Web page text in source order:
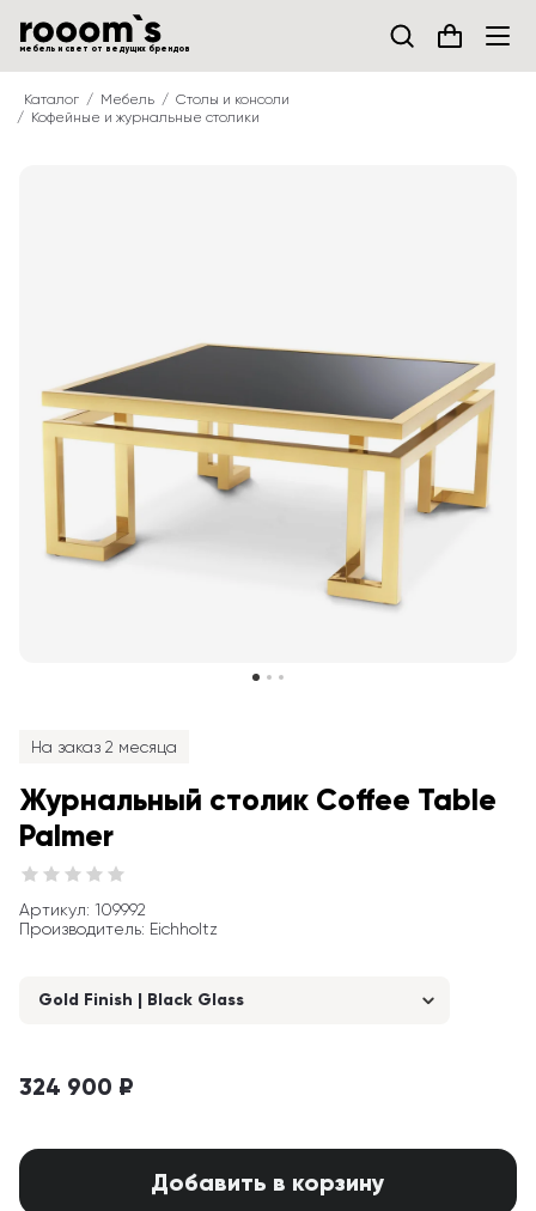
мебель и свет от ведущих брендов
Каталог Мебель
Столы и консоли
Кофейные и журнальные столики
На заказ 2 месяца
Журнальный столик Coffee Table
Palmer
Артикул: 109992
Производитель: Eichholtz
Gold Finish | Black Glass
324 900 ₽
Добавить в корзину